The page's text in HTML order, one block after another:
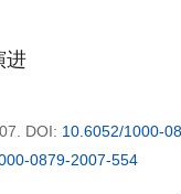
进
DOI: 10.6052/1000-
0879-2007-554